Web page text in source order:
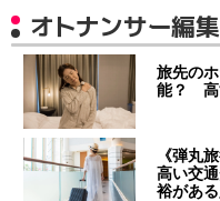
オトナンサー編
旅先の
能？ 高
《弾丸
高い交
裕があ